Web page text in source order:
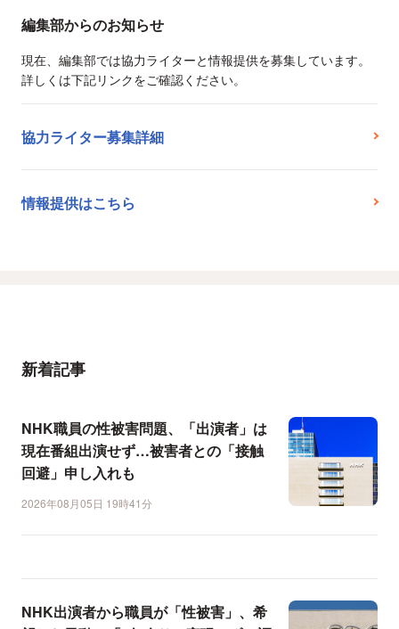
編集部からのお知らせ
現在、編集部では協力ライターと情報提供を募集しています。
詳しくは下記リンクをご確認ください。
協力ライター募集詳細
情報提供はこちら
新着記事
NHK職員の性被害問題、「出演者」は
現在番組出演せず…被害者との「接触
回避」申し入れも
2026年08月05日 19時41分
NHK出演者から職員が「性被害」、希